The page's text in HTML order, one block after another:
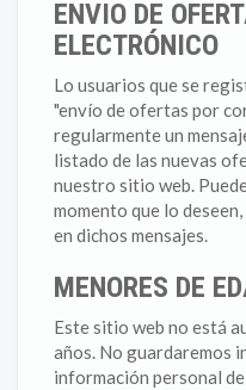
ENVIO DE
ELECTRÓNICO
Lo usuarios que se
"envío de ofertas por
regularmente un
listado de las nuevas
nuestro sitio web.
momento que lo
en dichos mensajes.
MENORES DE
Este sitio web no está
años. No guardaremos
información personal